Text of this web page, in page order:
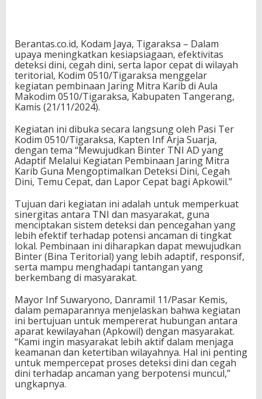
Berantas.co.id, Kodam Jaya, Tigaraksa – Dalam
upaya meningkatkan kesiapsiagaan, efektivitas
deteksi dini, cegah dini, serta lapor cepat di wilayah
teritorial, Kodim 0510/Tigaraksa menggelar
kegiatan pembinaan Jaring Mitra Karib di Aula
Makodim 0510/Tigaraksa, Kabupaten Tangerang,
Kamis (21/11/2024).
Kegiatan ini dibuka secara langsung oleh Pasi Ter
Kodim 0510/Tigaraksa, Kapten Inf Arja Suarja,
dengan tema “Mewujudkan Binter TNI AD yang
Adaptif Melalui Kegiatan Pembinaan Jaring Mitra
Karib Guna Mengoptimalkan Deteksi Dini, Cegah
Dini, Temu Cepat, dan Lapor Cepat bagi Apkowil.”
Tujuan dari kegiatan ini adalah untuk memperkuat
sinergitas antara TNI dan masyarakat, guna
menciptakan sistem deteksi dan pencegahan yang
lebih efektif terhadap potensi ancaman di tingkat
lokal. Pembinaan ini diharapkan dapat mewujudkan
Binter (Bina Teritorial) yang lebih adaptif, responsif,
serta mampu menghadapi tantangan yang
berkembang di masyarakat.
Mayor Inf Suwaryono, Danramil 11/Pasar Kemis,
dalam pemaparannya menjelaskan bahwa kegiatan
ini bertujuan untuk mempererat hubungan antara
aparat kewilayahan (Apkowil) dengan masyarakat.
“Kami ingin masyarakat lebih aktif dalam menjaga
keamanan dan ketertiban wilayahnya. Hal ini penting
untuk mempercepat proses deteksi dini dan cegah
dini terhadap ancaman yang berpotensi muncul,”
ungkapnya.